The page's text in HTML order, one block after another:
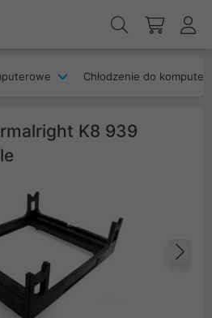
Chłodzenie do
K8 939